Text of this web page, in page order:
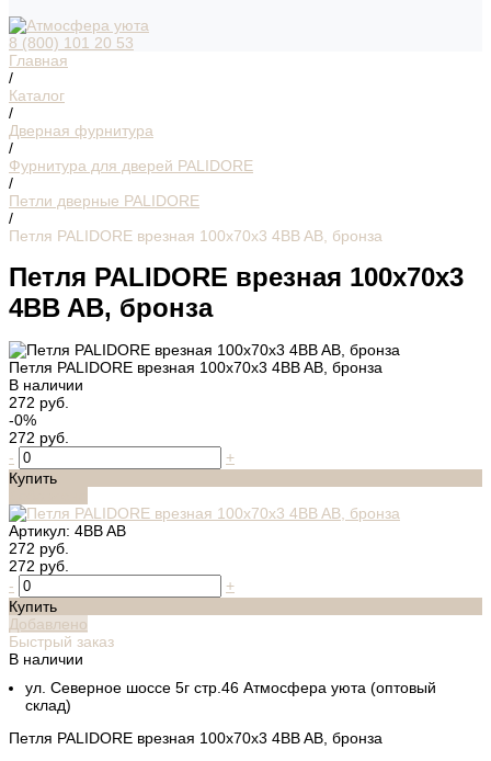
8 (800) 101 20 53
Главная
/
Каталог
/
Дверная фурнитура
/
Фурнитура для дверей PALIDORE
/
Петли дверные PALIDORE
/
Петля PALIDORE врезная 100x70x3 4BB AB, бронза
Петля PALIDORE врезная 100x70x3
4BB AB, бронза
Петля PALIDORE врезная 100x70x3 4BB AB, бронза
В наличии
272 руб.
-0%
272 руб.
-
+
Купить
Артикул: 4BB AB
272 руб.
272 руб.
-
+
Купить
Добавлено
Быстрый заказ
В наличии
ул. Северное шоссе 5г стр.46 Атмосфера уюта (оптовый
склад)
Петля PALIDORE врезная 100x70x3 4BB AB, бронза